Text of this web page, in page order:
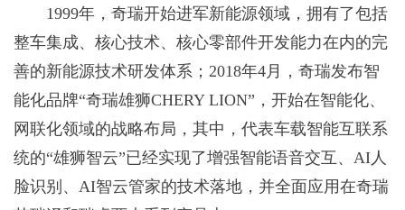
1999年，奇瑞开始进军新能源领域，拥有了包括
整车集成、核心技术、核心零部件开发能力在内的完
善的新能源技术研发体系；2018年4月，奇瑞发布智
能化品牌“奇瑞雄狮CHERY LION”，开始在智能化、
网联化领域的战略布局，其中，代表车载智能互联系
统的“雄狮智云”已经实现了增强智能语音交互、AI人
脸识别、AI智云管家的技术落地，并全面应用在奇瑞